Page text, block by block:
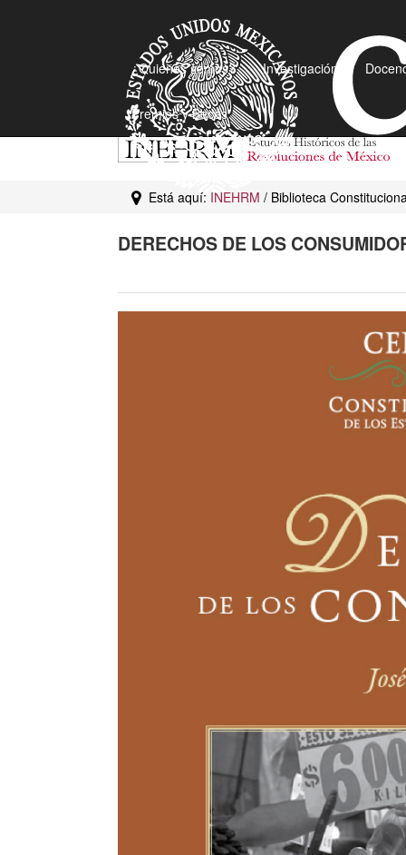
¿Quiénes somos? Investigación
Premios y Becas
Está aquí: INEHRM / Biblioteca
DERECHOS DE LOS